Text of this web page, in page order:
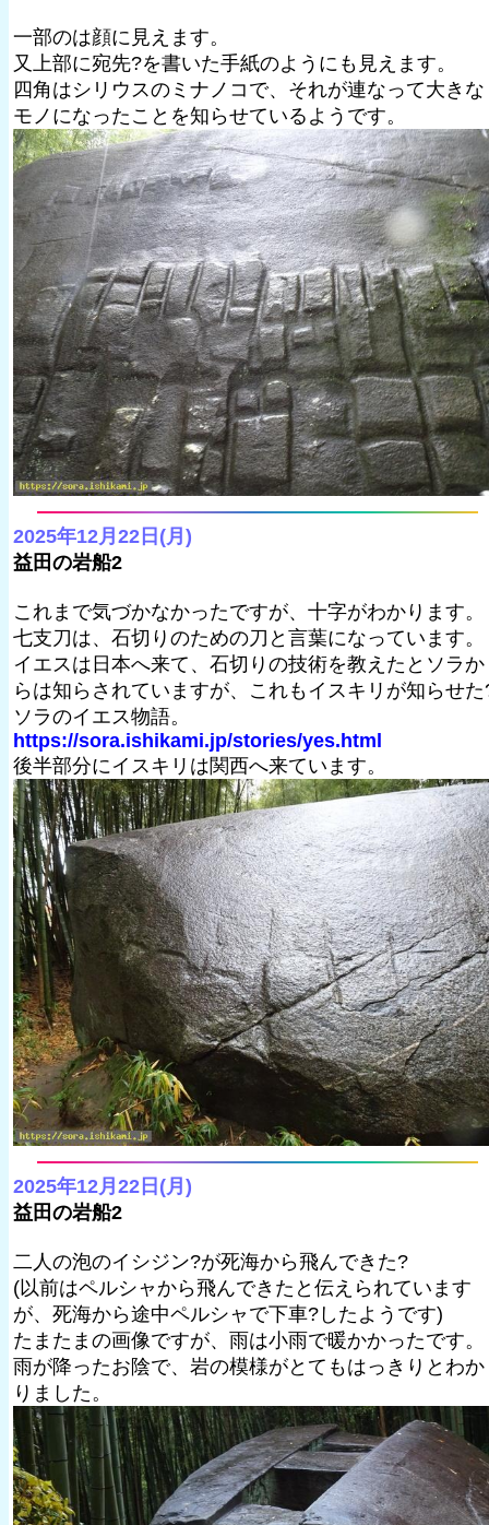
一部のは顔に見えます。
又上部に宛先?を書いた手紙のようにも見えます。
四角はシリウスのミナノコで、それが連なって大きな
モノになったことを知らせているようです。
2025年12月22日(月)
益田の岩船2
これまで気づかなかったですが、十字がわかります。
七支刀は、石切りのための刀と言葉になっています。
イエスは日本へ来て、石切りの技術を教えたとソラか
らは知らされていますが、これもイスキリが知らせた
ソラのイエス物語。
https://sora.ishikami.jp/stories/yes.html
後半部分にイスキリは関西へ来ています。
2025年12月22日(月)
益田の岩船2
二人の泡のイシジン?が死海から飛んできた?
(以前はペルシャから飛んできたと伝えられています
が、死海から途中ペルシャで下車?したようです)
たまたまの画像ですが、雨は小雨で暖かかったです。
雨が降ったお陰で、岩の模様がとてもはっきりとわか
りました。